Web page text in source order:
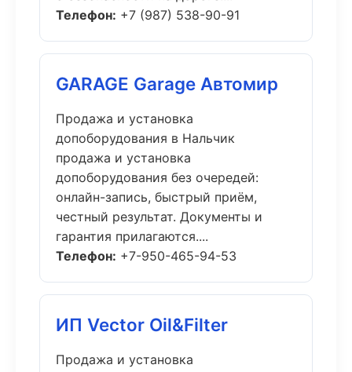
Телефон: +7 (987) 538-90-91
GARAGE Garage Автомир
Продажа и установка
допоборудования в Нальчик
продажа и установка
допоборудования без очередей:
онлайн-запись, быстрый приём,
честный результат. Документы и
гарантия прилагаются....
Телефон: +7-950-465-94-53
ИП Vector Oil&Filter
Продажа и установка